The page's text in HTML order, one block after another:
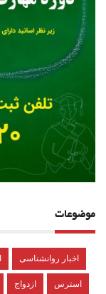
موضوعات
اخبار روانشناسی
ازدواج استرس